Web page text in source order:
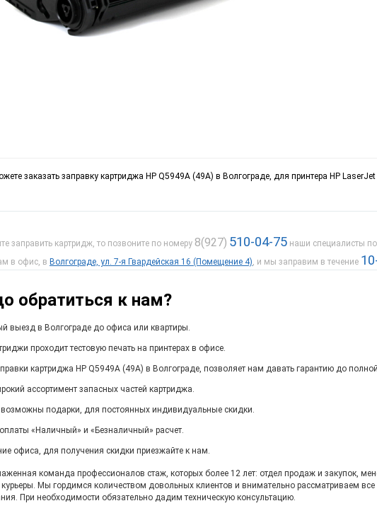
заказать заправку картриджа HP Q5949A (49A) в Волгограде, для принтера HP
заправить картридж, то позвоните по номеру 8(927) 510-04-75 наши специалисты
в офис, в Волгограде, ул. 7-я Гвардейская 16 (Помещение 4), и мы заправим в течение
обратиться к нам?
выезд в Волгограде до офиса или квартиры.
проходит тестовую печать на принтерах в офисе.
картриджа HP Q5949A (49A) в Волгограде, позволяет нам давать гарантию до
ассортимент запасных частей картриджа.
подарки, для постоянных индивидуальные скидки.
«Наличный» и «Безналичный» расчет.
офиса, для получения скидки приезжайте к нам.
команда профессионалов стаж, которых более 12 лет: отдел продаж и закупок,
Мы гордимся количеством довольных клиентов и внимательно рассматриваем
При необходимости обязательно дадим техническую консультацию.